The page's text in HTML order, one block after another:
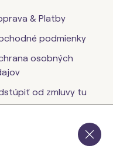
& Platby
podmienky
osobných
od zmluvy tu